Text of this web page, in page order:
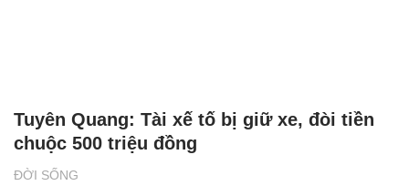
ĐỜI SỐNG
Tuyên Quang: Tài xế tố bị giữ xe, đòi tiền
chuộc 500 triệu đồng